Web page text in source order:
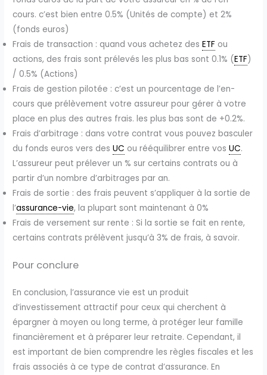
cours. c’est bien entre 0.5% (Unités de compte) et 2%
(fonds euros)
Frais de transaction : quand vous achetez desETF ou
actions, des frais sont prélevés les plus bas sont 0.1% (ETF)
/ 0.5% (Actions)
Frais de gestion pilotée : c’est un pourcentage de l’en-
cours que prélèvement votre assureur pour gérer à votre
place en plus des autres frais. les plus bas sont de +0.2%.
Frais d’arbitrage : dans votre contrat vous pouvez basculer
du fonds euros vers desUC ou rééquilibrer entre vosUC.
L’assureur peut prélever un % sur certains contrats ou à
partir d’un nombre d’arbitrages par an.
Frais de sortie : des frais peuvent s’appliquer à la sortie de
l’assurance-vie, la plupart sont maintenant à 0%
Frais de versement sur rente : Si la sortie se fait en rente,
certains contrats prélèvent jusqu’à 3% de frais, à savoir.
Pour conclure
En conclusion, l’assurance vie est un produit
d’investissement attractif pour ceux qui cherchent à
épargner à moyen ou long terme, à protéger leur famille
financièrement et à préparer leur retraite. Cependant, il
est important de bien comprendre les règles fiscales et les
frais associés à ce type de contrat d’assurance. En